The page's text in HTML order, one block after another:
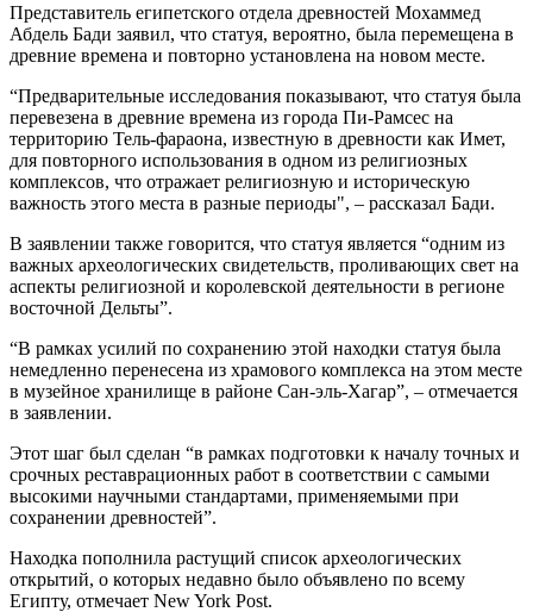
Представитель египетского отдела древностей Мохаммед
Абдель Бади заявил, что статуя, вероятно, была перемещена в
древние времена и повторно установлена на новом месте.
“Предварительные исследования показывают, что статуя была
перевезена в древние времена из города Пи-Рамсес на
территорию Тель-фараона, известную в древности как Имет,
для повторного использования в одном из религиозных
комплексов, что отражает религиозную и историческую
важность этого места в разные периоды", – рассказал Бади.
В заявлении также говорится, что статуя является “одним из
важных археологических свидетельств, проливающих свет на
аспекты религиозной и королевской деятельности в регионе
восточной Дельты”.
“В рамках усилий по сохранению этой находки статуя была
немедленно перенесена из храмового комплекса на этом месте
в музейное хранилище в районе Сан-эль-Хагар”, – отмечается
в заявлении.
Этот шаг был сделан “в рамках подготовки к началу точных и
срочных реставрационных работ в соответствии с самыми
высокими научными стандартами, применяемыми при
сохранении древностей”.
Находка пополнила растущий список археологических
открытий, о которых недавно было объявлено по всему
Египту, отмечает New York Post.